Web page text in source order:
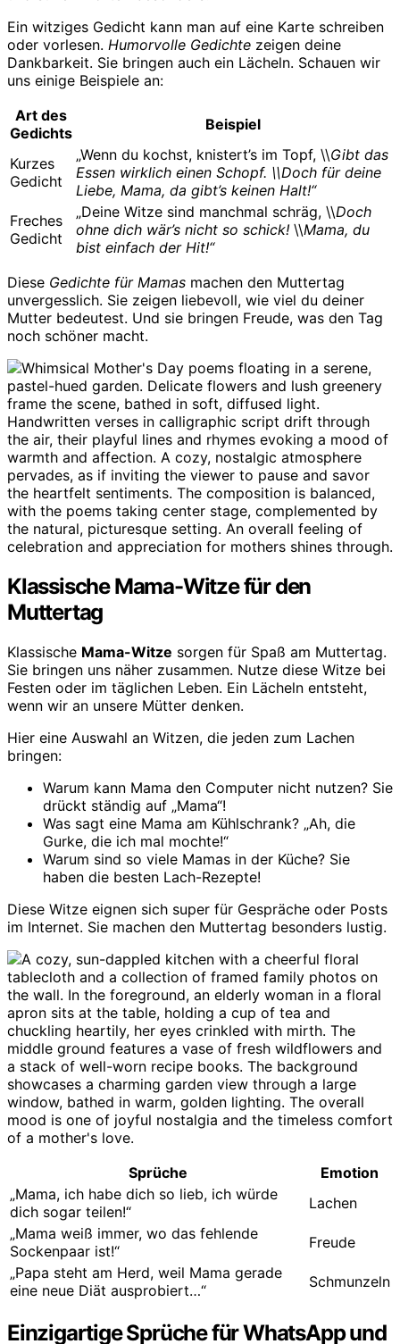
Ein witziges Gedicht kann man auf eine Karte schreiben
oder vorlesen. Humorvolle Gedichte zeigen deine
Dankbarkeit. Sie bringen auch ein Lächeln. Schauen wir
uns einige Beispiele an:
Art des
Gedichts
Beispiel
Kurzes
Gedicht
„Wenn du kochst, knistert’s im Topf, \\Gibt das
Essen wirklich einen Schopf. \\Doch für deine
Liebe, Mama, da gibt’s keinen Halt!“
Freches
Gedicht
„Deine Witze sind manchmal schräg, \\Doch
ohne dich wär’s nicht so schick! \\Mama, du
bist einfach der Hit!“
Diese Gedichte für Mamas machen den Muttertag
unvergesslich. Sie zeigen liebevoll, wie viel du deiner
Mutter bedeutest. Und sie bringen Freude, was den Tag
noch schöner macht.
Klassische Mama-Witze für den
Muttertag
Klassische Mama-Witze sorgen für Spaß am Muttertag.
Sie bringen uns näher zusammen. Nutze diese Witze bei
Festen oder im täglichen Leben. Ein Lächeln entsteht,
wenn wir an unsere Mütter denken.
Hier eine Auswahl an Witzen, die jeden zum Lachen
bringen:
Warum kann Mama den Computer nicht nutzen? Sie
drückt ständig auf „Mama“!
Was sagt eine Mama am Kühlschrank? „Ah, die
Gurke, die ich mal mochte!“
Warum sind so viele Mamas in der Küche? Sie
haben die besten Lach-Rezepte!
Diese Witze eignen sich super für Gespräche oder Posts
im Internet. Sie machen den Muttertag besonders lustig.
Sprüche
Emotion
„Mama, ich habe dich so lieb, ich würde
dich sogar teilen!“
Lachen
„Mama weiß immer, wo das fehlende
Sockenpaar ist!“
Freude
„Papa steht am Herd, weil Mama gerade
eine neue Diät ausprobiert…“
Schmunzeln
Einzigartige Sprüche für WhatsApp und